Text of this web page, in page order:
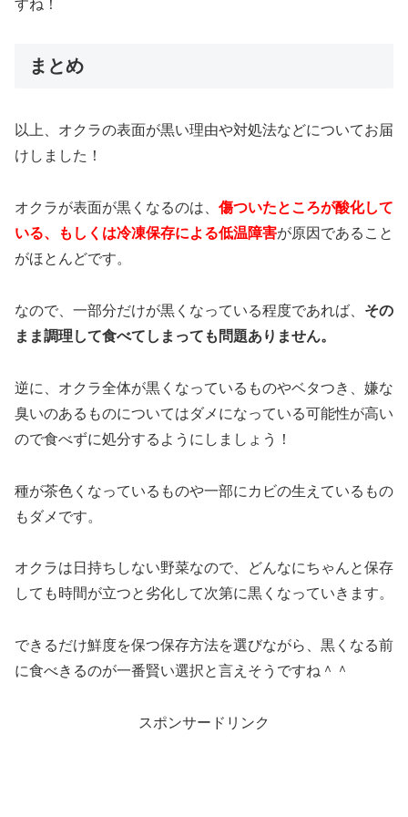
すね！
まとめ
以上、オクラの表面が黒い理由や対処法などについてお届
けしました！
オクラが表面が黒くなるのは、 傷ついたところが酸化して
いる、もしくは冷凍保存による低温障害が原因であること
がほとんどです。
なので、一部分だけが黒くなっている程度であれば、 その
まま調理して食べてしまっても問題ありません。
逆に、オクラ全体が黒くなっているものやベタつき、嫌な
臭いのあるものについてはダメになっている可能性が高い
ので食べずに処分するようにしましょう！
種が茶色くなっているものや一部にカビの生えているもの
もダメです。
オクラは日持ちしない野菜なので、どんなにちゃんと保存
しても時間が立つと劣化して次第に黒くなっていきます。
できるだけ鮮度を保つ保存方法を選びながら、黒くなる前
に食べきるのが一番賢い選択と言えそうですね＾＾
スポンサードリンク